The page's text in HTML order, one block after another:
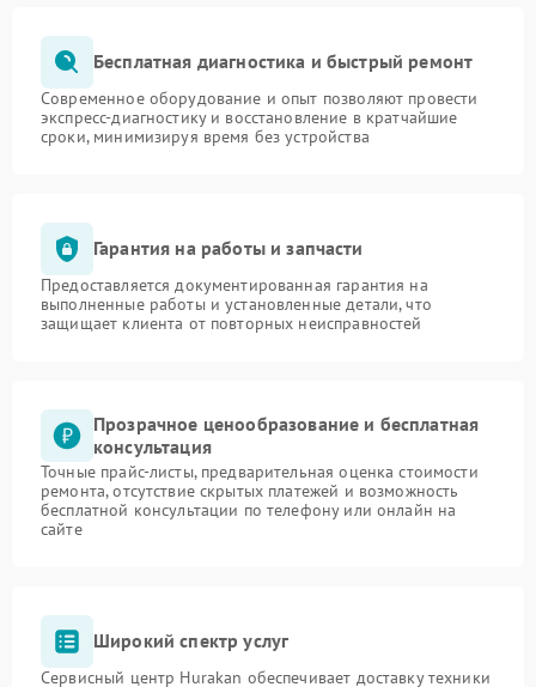
Бесплатная диагностика и быстрый ремонт
Современное оборудование и опыт позволяют провести
экспресс-диагностику и восстановление в кратчайшие
сроки, минимизируя время без устройства
Гарантия на работы и запчасти
Предоставляется документированная гарантия на
выполненные работы и установленные детали, что
защищает клиента от повторных неисправностей
Прозрачное ценообразование и бесплатная
консультация
Точные прайс-листы, предварительная оценка стоимости
ремонта, отсутствие скрытых платежей и возможность
бесплатной консультации по телефону или онлайн на
сайте
Широкий спектр услуг
Сервисный центр Hurakan обеспечивает доставку техники